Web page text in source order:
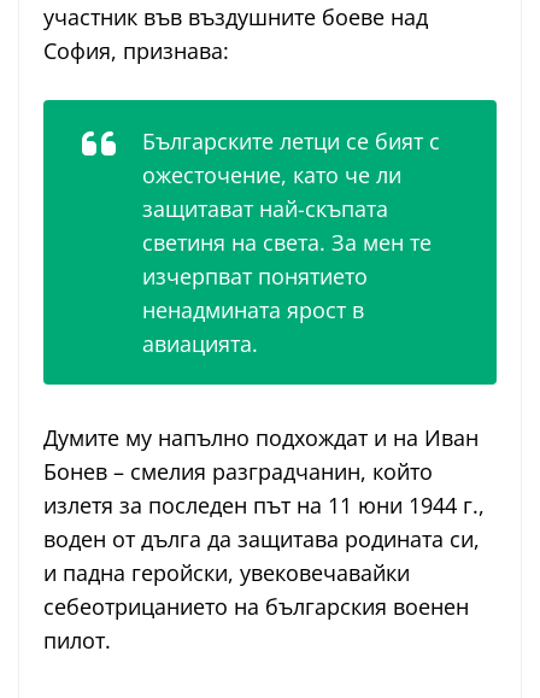
участник във въздушните боеве над
София, признава:
Българските летци се бият с
ожесточение, като че ли
защитават най-скъпата
светиня на света. За мен те
изчерпват понятието
ненадмината ярост в
авиацията.
Думите му напълно подхождат и на Иван
Бонев – смелия разградчанин, който
излетя за последен път на 11 юни 1944 г.,
воден от дълга да защитава родината си,
и падна геройски, увековечавайки
себеотрицанието на българския военен
пилот.